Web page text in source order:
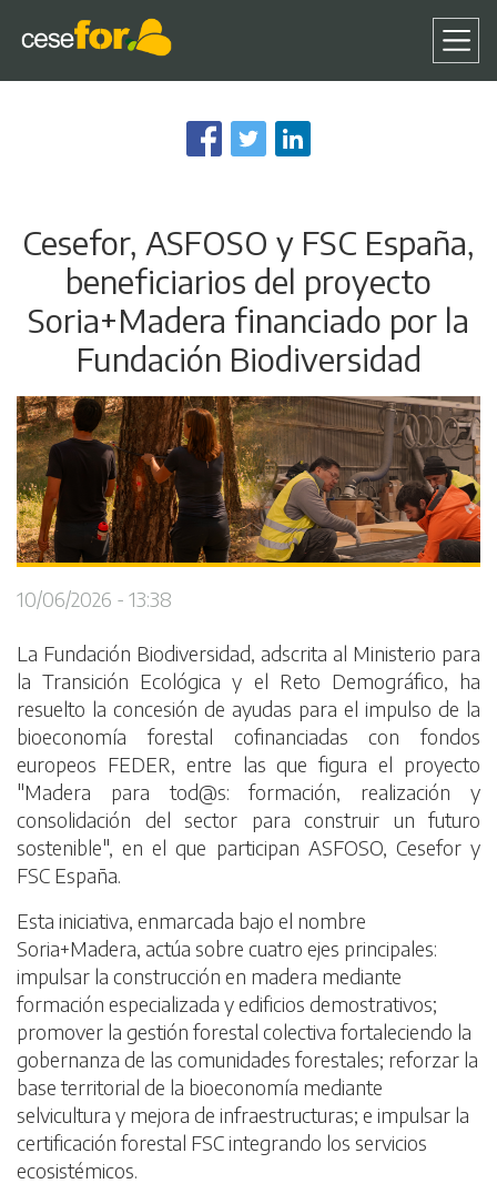
al
contenido
Cesefor, ASFOSO y FSC España,
beneficiarios del proyecto
Soria+Madera financiado por la
Fundación Biodiversidad
10/06/2026 - 13:38
La Fundación Biodiversidad, adscrita al Ministerio para
la Transición Ecológica y el Reto Demográfico, ha
resuelto la concesión de ayudas para el impulso de la
bioeconomía forestal cofinanciadas con fondos
europeos FEDER, entre las que figura el proyecto
"Madera para tod@s: formación, realización y
consolidación del sector para construir un futuro
sostenible", en el que participan ASFOSO, Cesefor y
FSC España.
Esta iniciativa, enmarcada bajo el nombre
Soria+Madera, actúa sobre cuatro ejes principales:
impulsar la construcción en madera mediante
formación especializada y edificios demostrativos;
promover la gestión forestal colectiva fortaleciendo la
gobernanza de las comunidades forestales; reforzar la
base territorial de la bioeconomía mediante
selvicultura y mejora de infraestructuras; e impulsar la
certificación forestal FSC integrando los servicios
ecosistémicos.